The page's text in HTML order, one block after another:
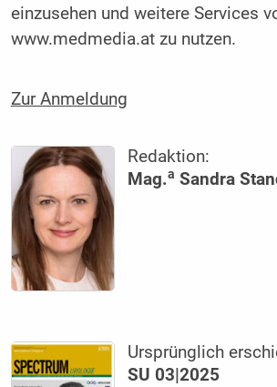
einzusehen und weitere Services
www.medmedia.at zu nutzen.
Zur Anmeldung
Redaktion:
Mag.a Sandra
Ursprünglich
SU 03|2025